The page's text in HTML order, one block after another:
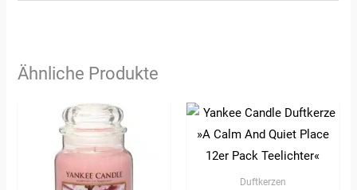
Ähnliche Produkte
Duftkerzen